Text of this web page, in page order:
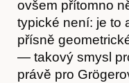
ovšem přítomno
typické není: je to
přísně
— takový smysl
právě pro